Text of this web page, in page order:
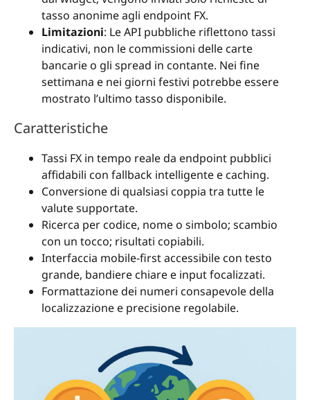
tasso anonime agli endpoint FX.
Limitazioni: Le API pubbliche riflettono tassi
indicativi, non le commissioni delle carte
bancarie o gli spread in contante. Nei fine
settimana e nei giorni festivi potrebbe essere
mostrato l’ultimo tasso disponibile.
Caratteristiche
Tassi FX in tempo reale da endpoint pubblici
affidabili con fallback intelligente e caching.
Conversione di qualsiasi coppia tra tutte le
valute supportate.
Ricerca per codice, nome o simbolo; scambio
con un tocco; risultati copiabili.
Interfaccia mobile-first accessibile con testo
grande, bandiere chiare e input focalizzati.
Formattazione dei numeri consapevole della
localizzazione e precisione regolabile.